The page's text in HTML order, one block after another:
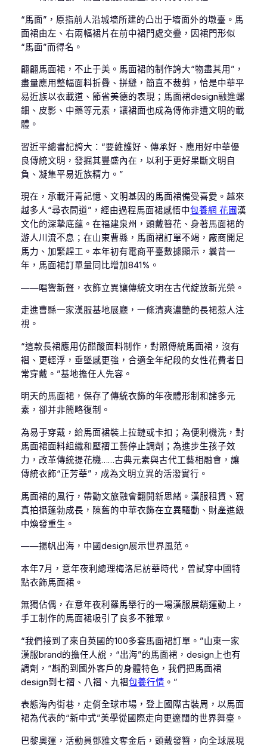
“馬面”，原指前人沿城墻所建的凸出于墻面外的墩臺。馬
面裙由左、右兩幅裙片在前中裙門處交疊，因裙門形似
“馬面”而得名。
翩翩馬面裙，不止于美。馬面裙的制作誇大“物盡其用”，
盡量應用整幅面料折疊、拼縫，簡直不裁剪，恰是中華平
易近族以衣載道、節省美德的表現；馬面裙design融進螺
鈿、皮影、中藥等元素，讓裙面也成為傳佈非遺文明的載
體。
習近平總書記誇大：“要維護好、傳承好、應用好中華優
良傳統文明，發掘其豐盛內在，以利于更好果斷文明自
負、凝集平易近族精力。”
現在，承載汗青記憶、文明基因的馬面裙備受喜愛。越來
越多人“尋衣問道”，經由過程馬面裙感悟中包養網 花圃漢
文化的深摯底蘊。在福建泉州，頭戴簪花、身著馬面裙的
游人川流不息；在山東曹縣，馬面裙訂單不竭，廠商開足
馬力、加緊趕工。本年初有電商平臺數據顯示，曩昔一
年，馬面裙訂單量同比增加841%。
——唱響新聲，衣飾立異讓傳統文明在古代綻放新光榮。
走進曹縣一家漢服基地展廳，一條清爽濃艷的長裙惹人注
視。
“這款長裙應用仿醋酸面料制作，對照傳統馬面裙，沒有
褶、更輕浮，垂墜感更強，合適全年紀段的女性花費者日
常穿戴。”基地擔任人先容。
明天的馬面裙，保存了傳統衣飾的年夜體形制和諸多元
素，卻并非簡略復制。
為易于穿戴，給馬面裙裝上拉鏈或卡扣；為便利機洗，對
馬面裙面料組織和壓褶工藝停止調劑；為進步生孩子效
力，改革傳統提花機……古典元素與古代工藝相融會，讓
傳統衣飾“正芳華”，成為文明立異的活潑實行。
馬面裙的風行，帶動文旅融會翻開新思緒。漢服租賃、寫
真拍攝蓬勃成長，陳舊的中華衣飾在立異驅動、財產進級
中煥發重生。
——揚帆出海，中國design展示世界風范。
本年7月，意年夜利總理梅洛尼訪華時代，曾試穿中國特
點衣飾馬面裙。
無獨佔偶，在意年夜利羅馬舉行的一場漢服展銷運動上，
手工制作的馬面裙吸引了良多不雅眾。
“我們接到了來自英國的100多套馬面裙訂單。”山東一家
漢服brand的擔任人說，“出海”的馬面裙，design上也有
調劑，“斟酌到國外客戶的身體特色，我們把馬面裙
design到七褶、八褶、九褶包養行情 。”
表態海內街巷，走俏全球市場，登上國際古裝周，以馬面
裙為代表的“新中式”美學從國際走向更遼闊的世界舞臺。
巴黎奧運，活動員鄧雅文奪金后，頭戴發簪，向全球展現